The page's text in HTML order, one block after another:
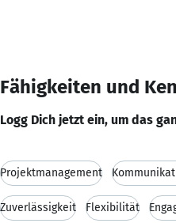
Fähigkeiten und
Logg Dich jetzt ein, um das
Projektmanagement
Zuverlässigkeit Flexibilität